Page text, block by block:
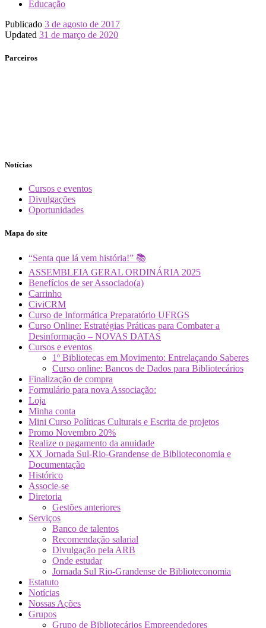
Educação
Publicado 3 de agosto de 2017
Updated 31 de março de 2020
Parceiros
Notícias
Cursos e eventos
Divulgações
Oportunidades
Mapa do site
“Senta que lá vem história!” 📚
ASSEMBLEIA GERAL ORDINÁRIA 2025
Benefícios de ser Associado(a)
Carrinho
CiviCRM
Curso de Informática Preparatório UFRGS
Curso Online: Estratégias Práticas para Combater a
Desinformação – NOVAS DATAS
Cursos e eventos
1º Bibliotecas em Movimento: Entrelaçando Saberes
Curso online: Bancos de Dados para Bibliotecários
Finalização de compra
Formulário para nova Associação:
Loja
Minha conta
Mini Curso Políticas Culturais e Escrita de projetos
Promo Novembro 20%
Realize o pagamento da anuidade
XX Jornada Sul-Rio-Grandense de Biblioteconomia e
Documentação
Histórico
Associe-se
Diretoria
Gestões anteriores
Serviços
Banco de talentos
Recomendação salarial
Divulgação pela ARB
Onde estudar
Jornada Sul Rio-Grandense de Biblioteconomia
Estatuto
Notícias
Nossas Ações
Grupos
Grupo de Bibliotecários Empreendedores